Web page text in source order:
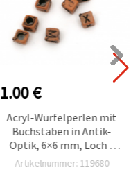
1.00 €
Acryl-Würfelperlen mit
Buchstaben in Antik-
Optik, 6×6 mm, Loch 3
mm, Orange, 50 g (ca. 230
Artikelnummer: 119680